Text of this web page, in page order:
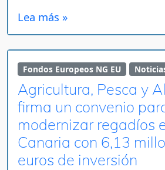
Lea más »
Fondos Europeos NG EU
Agricultura, Pesca y
firma un convenio
modernizar regadíos
Canaria con 6,13
euros de inversión